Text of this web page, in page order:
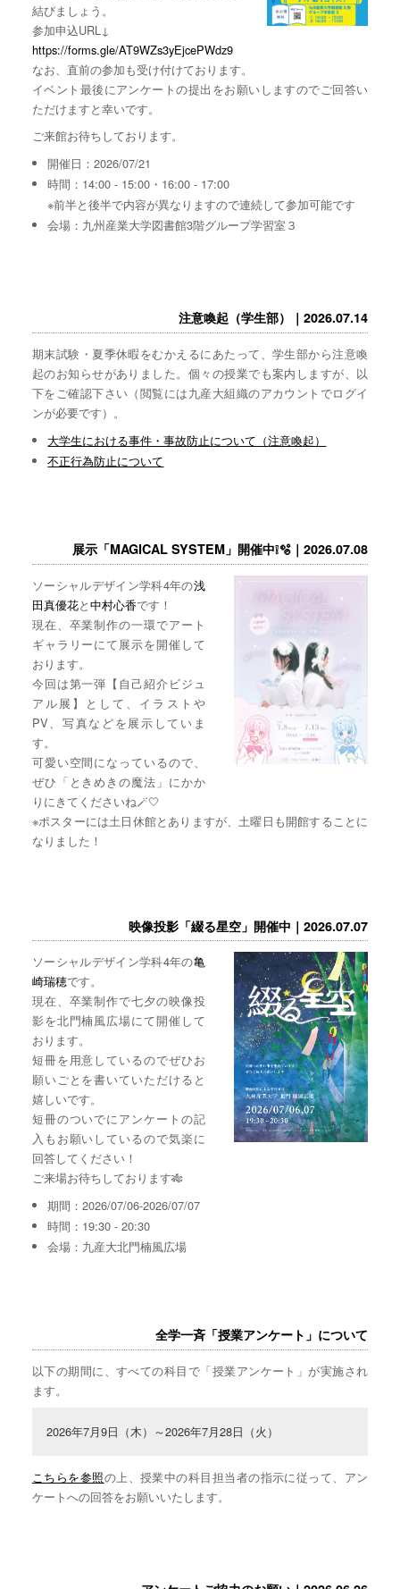
結びましょう。
参加申込URL↓
https://forms.gle/AT9WZs3yEjcePWdz9
なお、直前の参加も受け付けております。
イベント最後にアンケートの提出をお願いしますのでご回答い
ただけますと幸いです。
ご来館お待ちしております。
開催日：2026/07/21
時間：14:00 - 15:00・16:00 - 17:00
※前半と後半で内容が異なりますので連続して参加可能です
会場：九州産業大学図書館3階グループ学習室３
注意喚起（学生部）｜2026.07.14
期末試験・夏季休暇をむかえるにあたって、学生部から注意喚
起のお知らせがありました。個々の授業でも案内しますが、以
下をご確認下さい（閲覧には九産大組織のアカウントでログイ
ンが必要です）。
大学生における事件・事故防止について（注意喚起）
不正行為防止について
展示「MAGICAL SYSTEM」開催中❕🫧｜2026.07.08
ソーシャルデザイン学科4年の浅
田真優花と中村心香です！
現在、卒業制作の一環でアート
ギャラリーにて展示を開催して
おります。
今回は第一弾【自己紹介ビジュ
アル展】として、イラストや
PV、写真などを展示していま
す。
可愛い空間になっているので、
ぜひ「ときめきの魔法」にかか
りにきてくださいね🪄🤍
※ポスターには土日休館とありますが、土曜日も開館することに
なりました！
映像投影「綴る星空」開催中｜2026.07.07
ソーシャルデザイン学科4年の亀
崎瑞穂です。
現在、卒業制作で七夕の映像投
影を北門楠風広場にて開催して
おります。
短冊を用意しているのでぜひお
願いごとを書いていただけると
嬉しいです。
短冊のついでにアンケートの記
入もお願いしているので気楽に
回答してください！
ご来場お待ちしております🎋
期間：2026/07/06-2026/07/07
時間：19:30 - 20:30
会場：九産大北門楠風広場
全学一斉「授業アンケート」について
以下の期間に、すべての科目で「授業アンケート」が実施され
ます。
2026年7月9日（木）～2026年7月28日（火）
こちらを参照の上、授業中の科目担当者の指示に従って、アン
ケートへの回答をお願いいたします。